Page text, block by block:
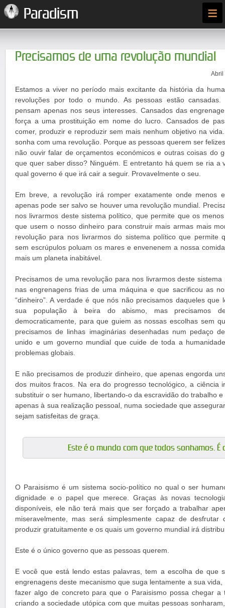
Paradism ≡
Precisamos de uma revolução mundial
Abril
Estamos a viver no período mais excitante da história da
revoluções por todo o mundo. As pessoas estão
pensam apenas nos seus interesses. Cansados das
força a uma prostituição em nome do lucro. Cansados de
comer, produzir e reproduzir sem mais nenhum objetivo na
sonha com uma revolução. Porque as pessoas querem ser
não ouvir falar de orçamentos económicos e outras coisas do
que quer saber disso? Ninguém. E entretanto há quem se ria a
qual governo é que irá cair a seguir. Provavelmente o seu.
Em breve, a revolução irá romper exatamente onde menos
apenas pode ser salvo se houver uma revolução mundial.
nos livrarmos deste sistema político, que permite que os
que usem o nosso dinheiro para construir mais armas mais
revolução para nos livrarmos do sistema político que permite
sem escrúpulos poluam os mares e envenenem a nossa
mais um planeta inabitável.
Precisamos de uma revolução para nos livrarmos deste
nas engrenagens frias de uma máquina e que sacrificou as
“dinheiro”. A verdade é que nós não precisamos daqueles
sua população à beira do abismo, mas precisamos
democraticamente, para que guiem as nossas escolhas sem
precisamos de linhas imaginárias desenhadas num pedaço
unido e um governo mundial que cuide de toda a
problemas globais.
E não precisamos de produzir dinheiro, que apenas engorda
dos muitos fracos. Na era do progresso tecnológico, a ciência
substituir o ser humano, libertando-o da escravidão do trabalho
apenas à sua realização pessoal, numa sociedade que
sejam satisfeitas de graça.
Este é o mundo com que todos sonhamos. É
O Paraisismo é um sistema socio-político no qual o ser
dignidade e o papel que merece. Graças às novas
disponíveis, ele não terá mais que ser forçado a trabalhar
miseravelmente, mas será simplesmente capaz de
produzir gratuitamente e os quais um governo mundial irá
Este é o único governo que as pessoas querem.
E você que está lendo estas palavras, tem a escolha de que
engrenagens deste mecanismo que suga lentamente a sua
fazer algo de concreto para que o Paraisismo possa chegar a
criando a sociedade utópica com que muitas pessoas